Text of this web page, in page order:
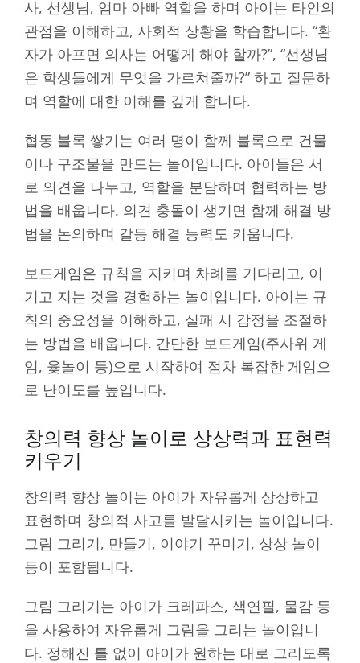
사, 선생님, 엄마 아빠 역할을 하며 아이는 타인의
관점을 이해하고, 사회적 상황을 학습합니다. “환
자가 아프면 의사는 어떻게 해야 할까?”, “선생님
은 학생들에게 무엇을 가르쳐줄까?” 하고 질문하
며 역할에 대한 이해를 깊게 합니다.
협동 블록 쌓기는 여러 명이 함께 블록으로 건물
이나 구조물을 만드는 놀이입니다. 아이들은 서
로 의견을 나누고, 역할을 분담하며 협력하는 방
법을 배웁니다. 의견 충돌이 생기면 함께 해결 방
법을 논의하며 갈등 해결 능력도 키웁니다.
보드게임은 규칙을 지키며 차례를 기다리고, 이
기고 지는 것을 경험하는 놀이입니다. 아이는 규
칙의 중요성을 이해하고, 실패 시 감정을 조절하
는 방법을 배웁니다. 간단한 보드게임(주사위 게
임, 윷놀이 등)으로 시작하여 점차 복잡한 게임으
로 난이도를 높입니다.
창의력 향상 놀이로 상상력과 표현력
키우기
창의력 향상 놀이는 아이가 자유롭게 상상하고
표현하며 창의적 사고를 발달시키는 놀이입니다.
그림 그리기, 만들기, 이야기 꾸미기, 상상 놀이
등이 포함됩니다.
그림 그리기는 아이가 크레파스, 색연필, 물감 등
을 사용하여 자유롭게 그림을 그리는 놀이입니
다. 정해진 틀 없이 아이가 원하는 대로 그리도록